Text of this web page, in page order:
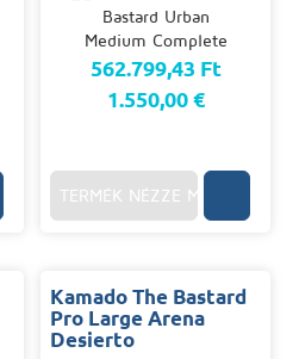
562.799,43 Ft
1.550,00 €
TERMÉK NÉZZE MEG
Kamado The Bastard
Pro Large Arena
Desierto